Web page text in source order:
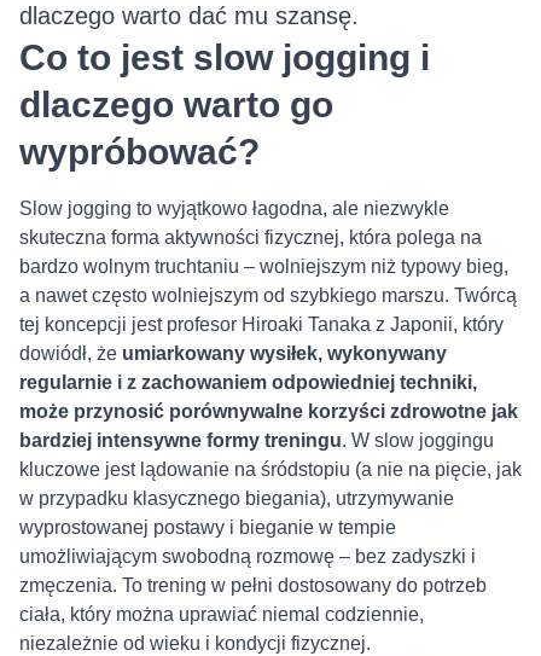
dlaczego warto dać mu szansę.
Co to jest slow jogging i
dlaczego warto go
wypróbować?
Slow jogging to wyjątkowo łagodna, ale niezwykle
skuteczna forma aktywności fizycznej, która polega na
bardzo wolnym truchtaniu – wolniejszym niż typowy bieg,
a nawet często wolniejszym od szybkiego marszu. Twórcą
tej koncepcji jest profesor Hiroaki Tanaka z Japonii, który
dowiódł, że umiarkowany wysiłek, wykonywany
regularnie i z zachowaniem odpowiedniej techniki,
może przynosić porównywalne korzyści zdrowotne jak
bardziej intensywne formy treningu. W slow joggingu
kluczowe jest lądowanie na śródstopiu (a nie na pięcie, jak
w przypadku klasycznego biegania), utrzymywanie
wyprostowanej postawy i bieganie w tempie
umożliwiającym swobodną rozmowę – bez zadyszki i
zmęczenia. To trening w pełni dostosowany do potrzeb
ciała, który można uprawiać niemal codziennie,
niezależnie od wieku i kondycji fizycznej.